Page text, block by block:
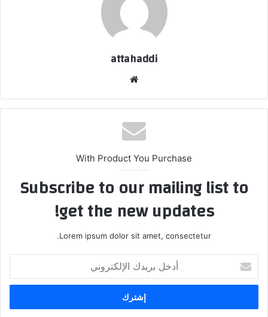
attahaddi
الوي
ب
With Product You Purchase
Subscribe to our mailing list to
get the new updates!
Lorem ipsum dolor sit amet, consectetur.
خ
ب